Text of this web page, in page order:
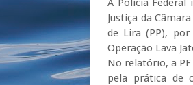
A Polícia Federal
Justiça da
de Lira (PP),
Operação Lava
No relatório, a
pela prática de